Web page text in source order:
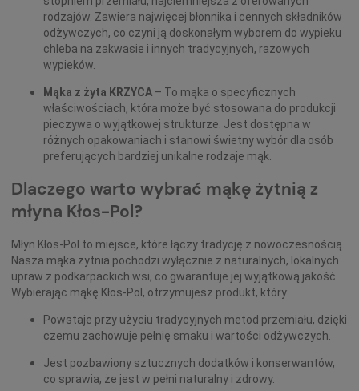
rodzajów. Zawiera najwięcej błonnika i cennych składników
odżywczych, co czyni ją doskonałym wyborem do wypieku
chleba na zakwasie i innych tradycyjnych, razowych
wypieków.
Mąka z żyta KRZYCA – To mąka o specyficznych
właściwościach, która może być stosowana do produkcji
pieczywa o wyjątkowej strukturze. Jest dostępna w
różnych opakowaniach i stanowi świetny wybór dla osób
preferujących bardziej unikalne rodzaje mąk.
Dlaczego warto wybrać mąkę żytnią z
młyna Kłos-Pol?
Młyn Kłos-Pol to miejsce, które łączy tradycję z nowoczesnością.
Nasza mąka żytnia pochodzi wyłącznie z naturalnych, lokalnych
upraw z podkarpackich wsi, co gwarantuje jej wyjątkową jakość.
Wybierając mąkę Kłos-Pol, otrzymujesz produkt, który:
Powstaje przy użyciu tradycyjnych metod przemiału, dzięki
czemu zachowuje pełnię smaku i wartości odżywczych.
Jest pozbawiony sztucznych dodatków i konserwantów,
co sprawia, że jest w pełni naturalny i zdrowy.